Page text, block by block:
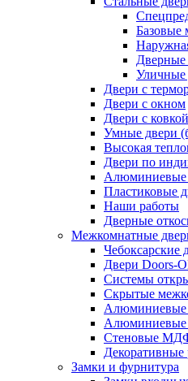
Базовые
Дверные
Уличные
Двери с
Двери с окном
Двери с ковкой
Умные двери
Высокая
Двери по
Алюминиевые
Пластиковые
Наши работы
Дверные
Межкомнатные
Чебоксарские
Двери Doors-
Системы
Скрытые
Алюминиевые
Алюминиевые
Стеновые
Декоративные
Замки и фурнитура